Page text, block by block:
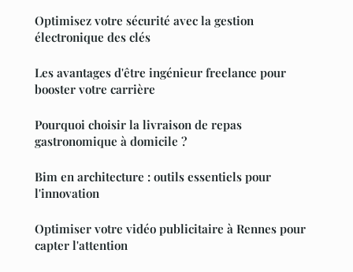
Optimisez votre sécurité avec la gestion
électronique des clés
Les avantages d'être ingénieur freelance pour
booster votre carrière
Pourquoi choisir la livraison de repas
gastronomique à domicile ?
Bim en architecture : outils essentiels pour
l'innovation
Optimiser votre vidéo publicitaire à Rennes pour
capter l'attention